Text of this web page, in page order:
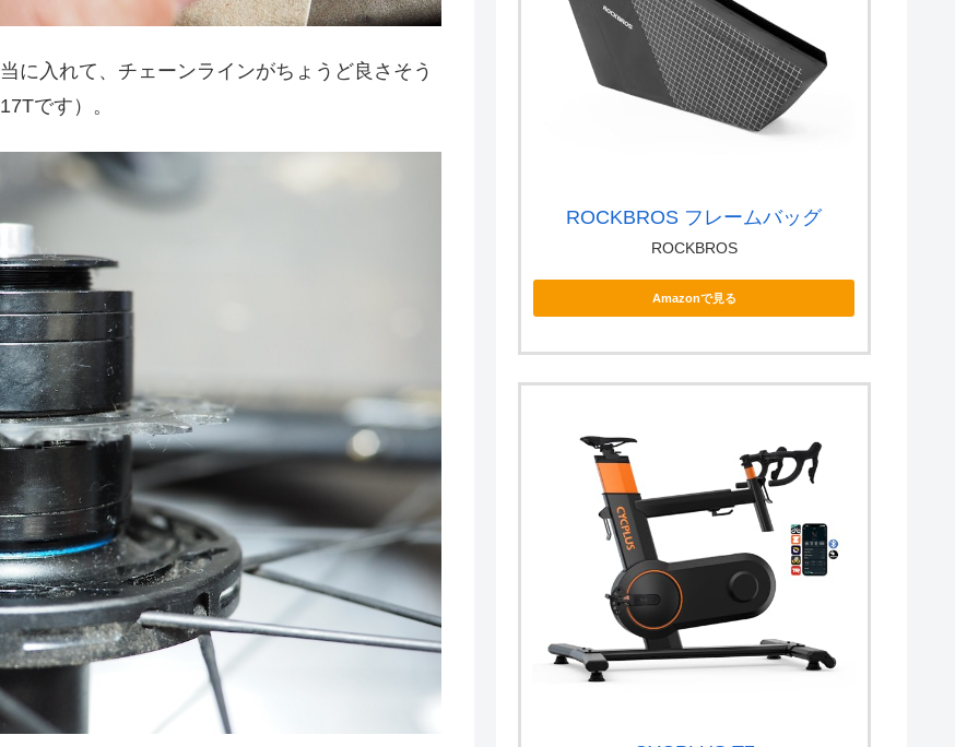
に入れて、チェーンラインがちょうど良さそう
です）。
ROCKBROS フレームバッグ
ROCKBROS
Amazonで見る